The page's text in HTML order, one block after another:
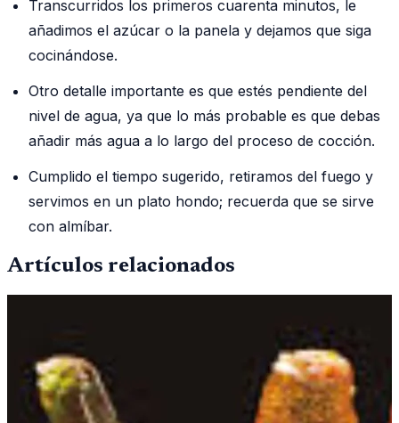
Transcurridos los primeros cuarenta minutos, le
añadimos el azúcar o la panela y dejamos que siga
cocinándose.
Otro detalle importante es que estés pendiente del
nivel de agua, ya que lo más probable es que debas
añadir más agua a lo largo del proceso de cocción.
Cumplido el tiempo sugerido, retiramos del fuego y
servimos en un plato hondo; recuerda que se sirve
con almíbar.
Artículos relacionados